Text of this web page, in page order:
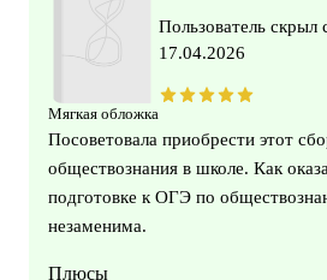
Мягкая обложка
Пользователь скрыл
17.04.2026
Посоветовала приобрести этот
обществознания в школе. Как
подготовке к ОГЭ по
незаменима.
Плюсы